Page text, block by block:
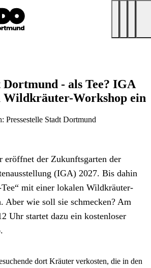
- als Tee? IGA
Wildkräuter-Workshop ein
Pressestelle Stadt Dortmund
eröffnet der Zukunftsgarten der
(IGA) 2027. Bis dahin
mit einer lokalen Wildkräuter-
Aber wie soll sie schmecken? Am
Uhr startet dazu ein kostenloser
dort Kräuter verkosten, die in den